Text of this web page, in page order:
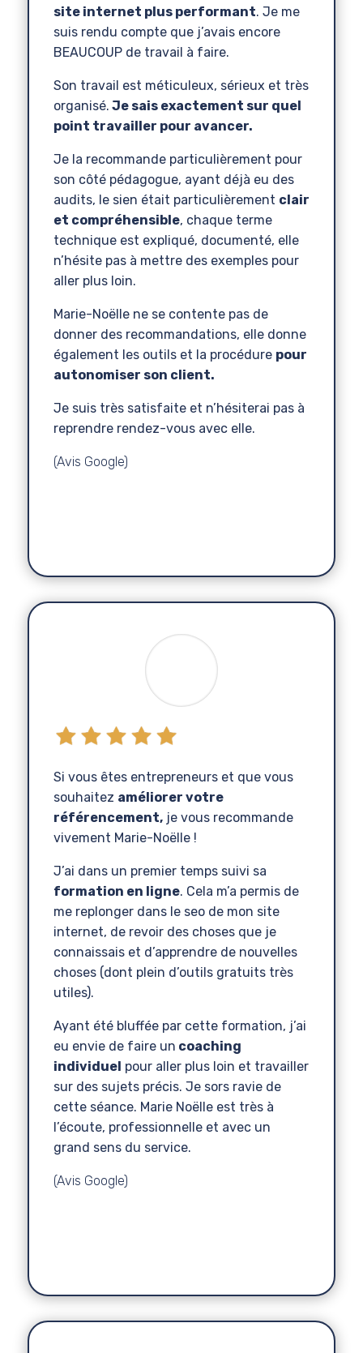
site internet plus performant. Je me
suis rendu compte que j’avais encore
BEAUCOUP de travail à faire.
Son travail est méticuleux, sérieux et très
organisé. Je sais exactement sur quel
point travailler pour avancer.
Je la recommande particulièrement pour
son côté pédagogue, ayant déjà eu des
audits, le sien était particulièrement clair
et compréhensible, chaque terme
technique est expliqué, documenté, elle
n’hésite pas à mettre des exemples pour
aller plus loin.
Marie-Noëlle ne se contente pas de
donner des recommandations, elle donne
également les outils et la procédure pour
autonomiser son client.
Je suis très satisfaite et n’hésiterai pas à
reprendre rendez-vous avec elle.
(Avis Google)
Si vous êtes entrepreneurs et que vous
souhaitez améliorer votre
référencement,je vous recommande
vivement Marie-Noëlle !
J’ai dans un premier temps suivi sa
formation en ligne. Cela m’a permis de
me replonger dans le seo de mon site
internet, de revoir des choses que je
connaissais et d’apprendre de nouvelles
choses (dont plein d’outils gratuits très
utiles).
Ayant été bluffée par cette formation, j’ai
eu envie de faire un coaching
individuel pour aller plus loin et travailler
sur des sujets précis. Je sors ravie de
cette séance. Marie Noëlle est très à
l’écoute, professionnelle et avec un
grand sens du service.
(Avis Google)